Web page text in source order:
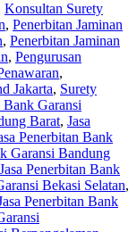
Konsultan Surety
, Penerbitan Jaminan
, Penerbitan Jaminan
, Pengurusan
,
Jakarta, Surety
Bank Garansi
Barat, Jasa
Penerbitan Bank
Garansi Bandung
Jasa Penerbitan Bank
Bekasi Selatan,
Penerbitan Bank